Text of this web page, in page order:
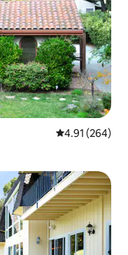
Calificación
4.91 (264)